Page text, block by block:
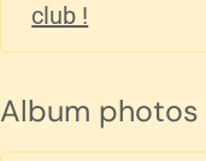
club !
Album photos